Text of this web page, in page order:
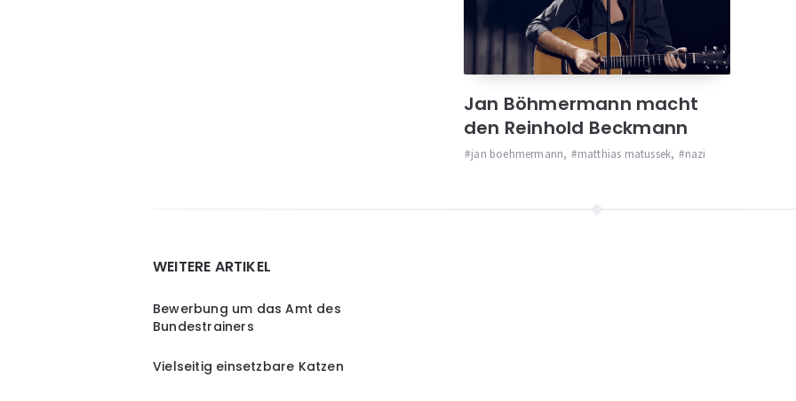
Jan Böhmermann macht
den Reinhold Beckmann
jan boehmermann, matthias matussek, nazi
Widgets
WEITERE ARTIKEL
Bewerbung um das Amt des
Bundestrainers
Vielseitig einsetzbare Katzen